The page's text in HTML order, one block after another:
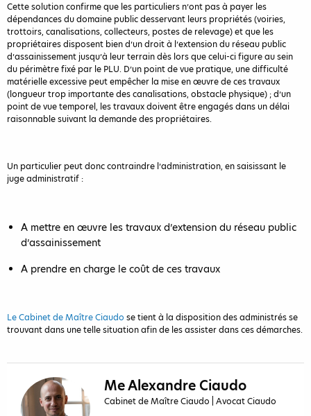
Cette solution confirme que les particuliers n’ont pas à payer les
dépendances du domaine public desservant leurs propriétés (voiries,
trottoirs, canalisations, collecteurs, postes de relevage) et que les
propriétaires disposent bien d’un droit à l’extension du réseau public
d’assainissement jusqu’à leur terrain dès lors que celui-ci figure au sein
du périmètre fixé par le PLU. D’un point de vue pratique, une difficulté
matérielle excessive peut empêcher la mise en œuvre de ces travaux
(longueur trop importante des canalisations, obstacle physique) ; d’un
point de vue temporel, les travaux doivent être engagés dans un délai
raisonnable suivant la demande des propriétaires.
Un particulier peut donc contraindre l’administration, en saisissant le
juge administratif :
A mettre en œuvre les travaux d’extension du réseau public
d’assainissement
A prendre en charge le coût de ces travaux
Le Cabinet de Maître Ciaudo se tient à la disposition des administrés se
trouvant dans une telle situation afin de les assister dans ces démarches.
Me Alexandre Ciaudo
Cabinet de Maître Ciaudo | Avocat Ciaudo